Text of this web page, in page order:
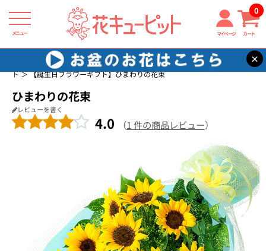
メニュー マイページ カート
0
×
花キューピット
誕生日に贈る花・花束・アレンジメントのフラワーギフ
ト
【誕生日フラワーギフト】ひまわりの花束
ひまわりの花束
レビューを書く
4.0 （1 件の商品レビュー）